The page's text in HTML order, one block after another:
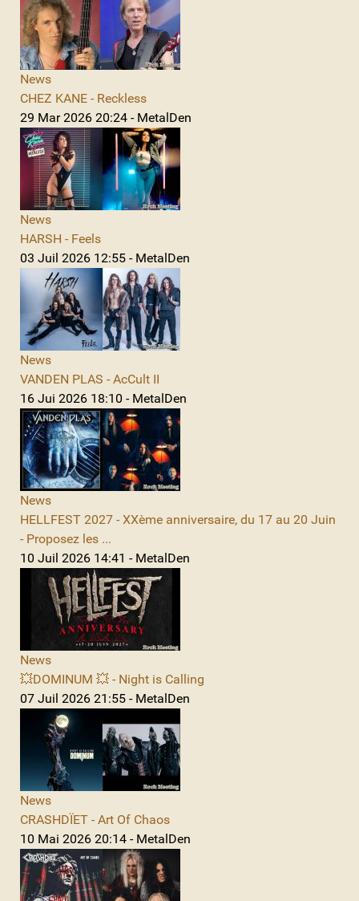
News
CHEZ KANE - Reckless
29 Mar 2026 20:24 - MetalDen
News
HARSH - Feels
03 Juil 2026 12:55 - MetalDen
News
VANDEN PLAS - AcCult II
16 Jui 2026 18:10 - MetalDen
News
HELLFEST 2027 - XXème anniversaire, du 17 au 20 Juin
- Proposez les ...
10 Juil 2026 14:41 - MetalDen
News
💥DOMINUM 💥 - Night is Calling
07 Juil 2026 21:55 - MetalDen
News
CRASHDÏET - Art Of Chaos
10 Mai 2026 20:14 - MetalDen